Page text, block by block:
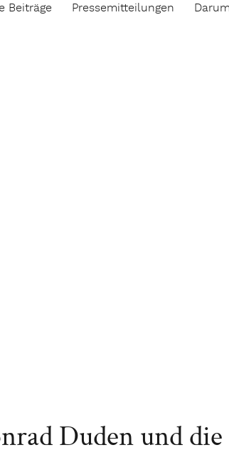
Beiträge Pressemitteilungen
Duden und